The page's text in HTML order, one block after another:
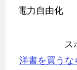
電力自由化
ス
洋書を買うな